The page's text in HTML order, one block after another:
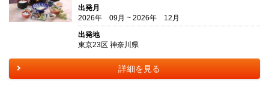
出発月
2026年 09月 ~ 2026年 12月
出発地
東京23区 神奈川県
詳細を見る